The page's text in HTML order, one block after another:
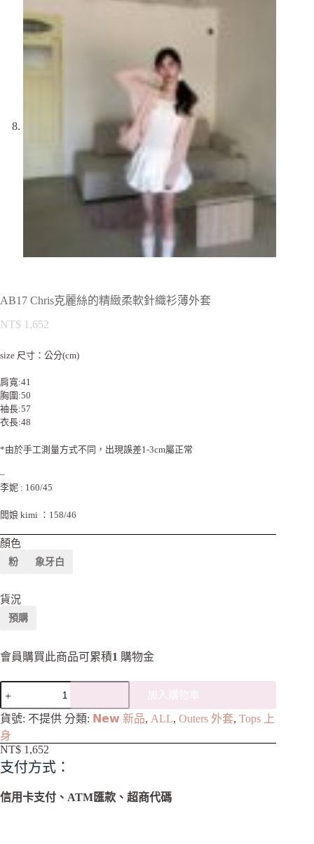
AB17 Chris克麗絲的精緻柔軟針織衫薄外套
NT$ 1,652
size 尺寸：公分(cm)
肩寬:41
胸圍:50
袖長:57
衣長:48
*由於手工測量方式不同，出現誤差1-3cm屬正常
–
李妮 : 160/45
闆娘 kimi ：158/46
顏色
粉 象牙白
貨況
預購
會員購買此商品可累積1 購物金
加入購物車
A
l
t
e
r
a
t
貨號: 不提供 分類: 𝗡𝗲𝘄 新品, ALL, Outers 外套, Tops 上
身
NT$ 1,652
支付方式：
信用卡支付、ATM匯款、超商代碼